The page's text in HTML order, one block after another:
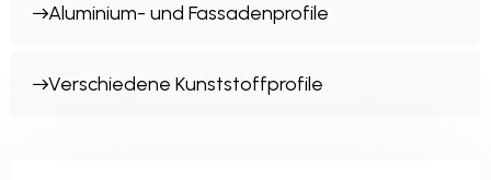
Aluminium- und Fassadenprofile
Verschiedene Kunststoffprofile